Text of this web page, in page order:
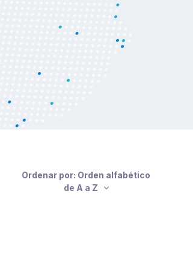
Ordenar por: Orden alfabético
de A a Z